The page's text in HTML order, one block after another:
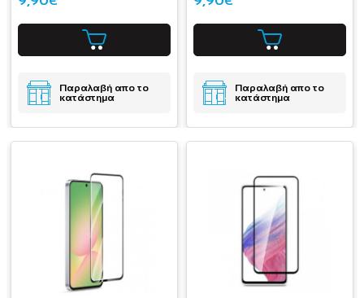
Παραλαβή απο το
κατάστημα
Παραλαβή απο το
κατάστημα